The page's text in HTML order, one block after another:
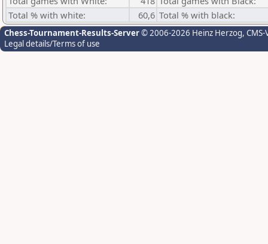
Total % with white:
60,6 Total % with black:
Chess-Tournament-Results-Server© 2006-2026 Heinz Herzog,
Legal details/Terms of use